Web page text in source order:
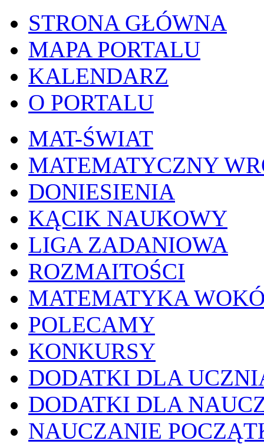
STRONA GŁÓWNA
MAPA PORTALU
KALENDARZ
O PORTALU
MAT-ŚWIAT
MATEMATYCZNY
DONIESIENIA
KĄCIK NAUKOWY
LIGA ZADANIOWA
ROZMAITOŚCI
MATEMATYKA
POLECAMY
KONKURSY
DODATKI DLA
DODATKI DLA
NAUCZANIE